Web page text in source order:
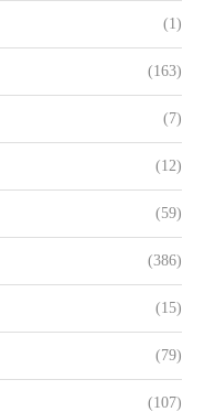
(1)
(163)
(7)
(12)
(59)
(386)
(15)
(79)
(107)